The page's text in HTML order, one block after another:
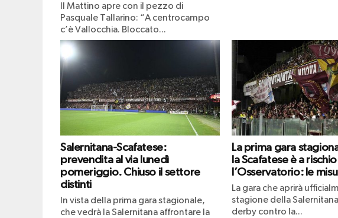
Il Mattino apre con il pezzo di
Pasquale Tallarino: “A centrocampo
c’è Vallocchia. Bloccato...
Salernitana-Scafatese:
prevendita al via lunedì
pomeriggio. Chiuso il settore
distinti
In vista della prima gara stagionale,
che vedrà la Salernitana affrontare la
La prima gara
la Scafatese è a
l’Osservatorio: le
La gara che aprirà
stagione della
derby contro la...